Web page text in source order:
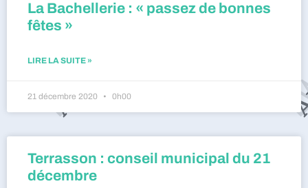
La Bachellerie : « passez de bonnes
fêtes »
LIRE LA SUITE »
21 décembre 2020 0h00
Terrasson : conseil municipal du 21
décembre